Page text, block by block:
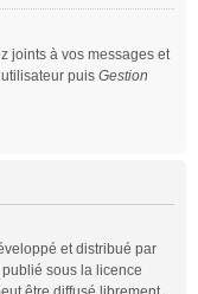
joints à vos messages et
puis Gestion
et distribué par
publié sous la licence